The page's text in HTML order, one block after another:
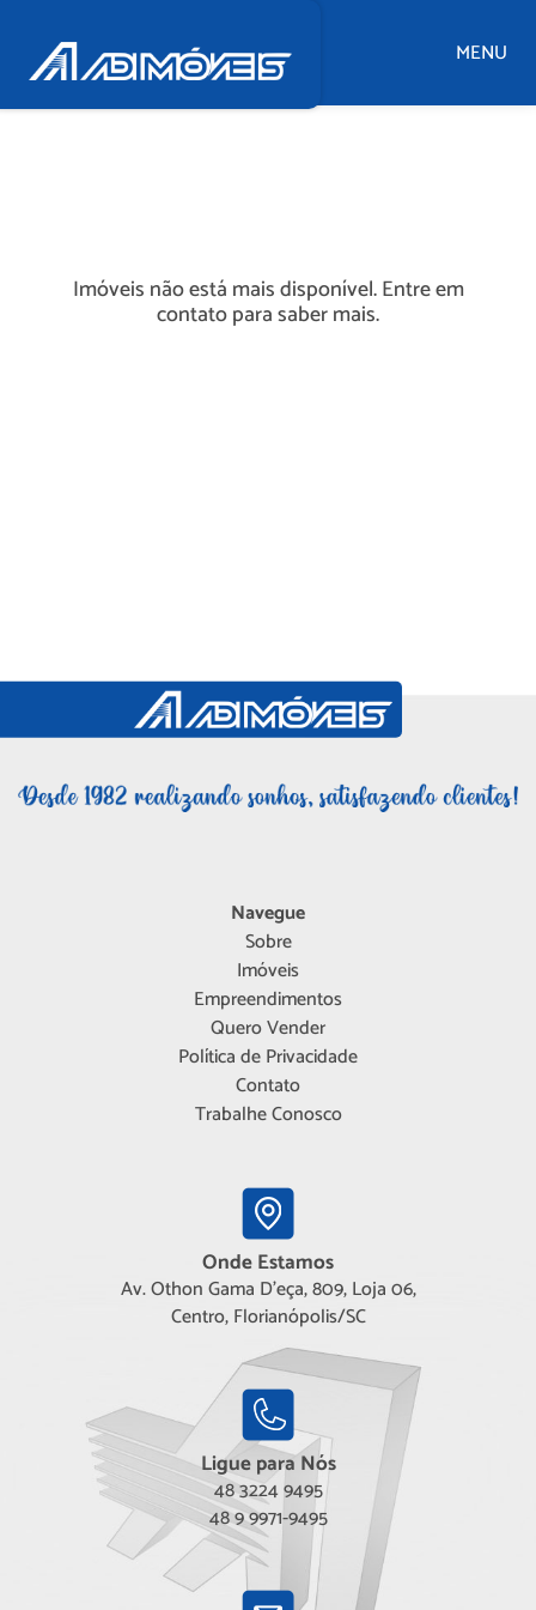
MENU
Imóveis não está mais disponível. Entre em
contato para saber mais.
Navegue
Sobre
Imóveis
Empreendimentos
Quero Vender
Política de Privacidade
Contato
Trabalhe Conosco
Onde Estamos
Av. Othon Gama D'eça, 809, Loja 06,
Centro, Florianópolis/SC
Ligue para Nós
48 3224 9495
48 9 9971-9495